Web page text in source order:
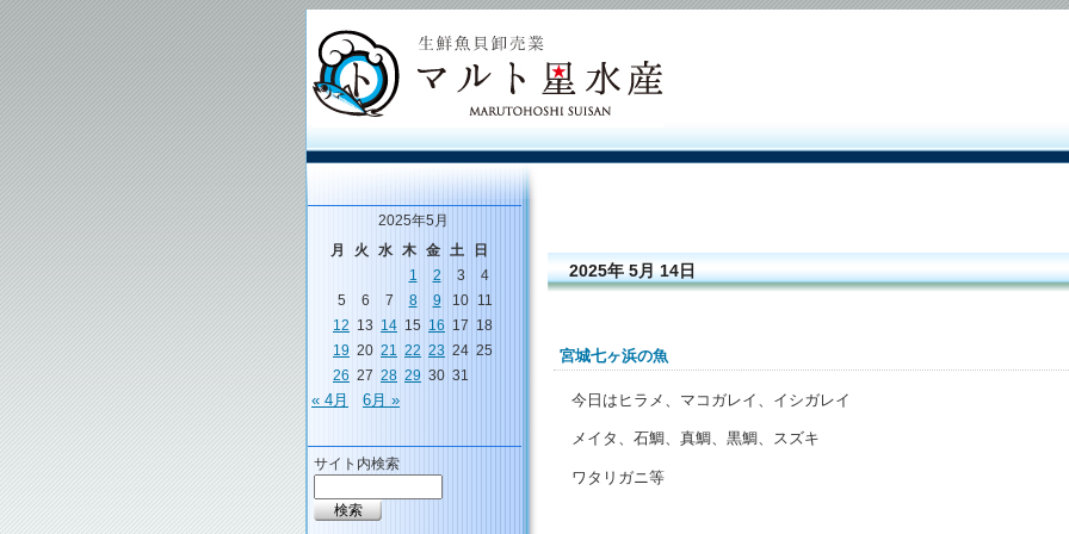
2025年 5月 14日
宮城七ヶ浜の魚
今日はヒラメ、マコガレイ、イシガレイ
メイタ、石鯛、真鯛、黒鯛、スズキ
ワタリガニ等
2025年5月
月
火 水 木 金 土
日
1
2 3
4
5
6 7 8 9 10 11
12 13 14 15 16 17 18
19 20 21 22 23 24 25
26 27 28 29 30 31
« 4月 6月 »
サイト内検索